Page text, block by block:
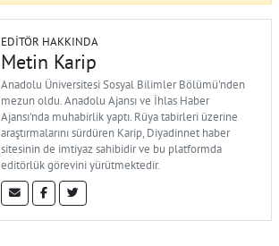
EDITÖR HAKKINDA
Metin Karip
Anadolu Üniversitesi Sosyal Bilimler Bölümü'nden
mezun oldu. Anadolu Ajansı ve İhlas Haber
Ajansı'nda muhabirlik yaptı. Rüya tabirleri üzerine
araştırmalarını sürdüren Karip, Diyadinnet haber
sitesinin de imtiyaz sahibidir ve bu platformda
editörlük görevini yürütmektedir.